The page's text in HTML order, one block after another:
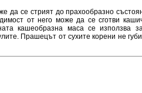
да се стрият до прахообразно
от него може да се сготви
кашеобразна маса се използва
Прашецът от сухите корени не